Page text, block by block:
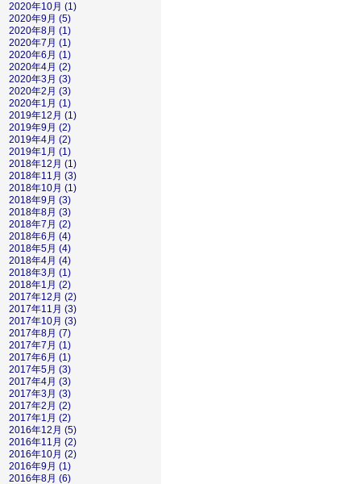
2020年10月 (1)
2020年9月 (5)
2020年8月 (1)
2020年7月 (1)
2020年6月 (1)
2020年4月 (2)
2020年3月 (3)
2020年2月 (3)
2020年1月 (1)
2019年12月 (1)
2019年9月 (2)
2019年4月 (2)
2019年1月 (1)
2018年12月 (1)
2018年11月 (3)
2018年10月 (1)
2018年9月 (3)
2018年8月 (3)
2018年7月 (2)
2018年6月 (4)
2018年5月 (4)
2018年4月 (4)
2018年3月 (1)
2018年1月 (2)
2017年12月 (2)
2017年11月 (3)
2017年10月 (3)
2017年8月 (7)
2017年7月 (1)
2017年6月 (1)
2017年5月 (3)
2017年4月 (3)
2017年3月 (3)
2017年2月 (2)
2017年1月 (2)
2016年12月 (5)
2016年11月 (2)
2016年10月 (2)
2016年9月 (1)
2016年8月 (6)